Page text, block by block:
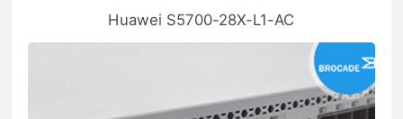
Huawei S5700-28X-L1-AC